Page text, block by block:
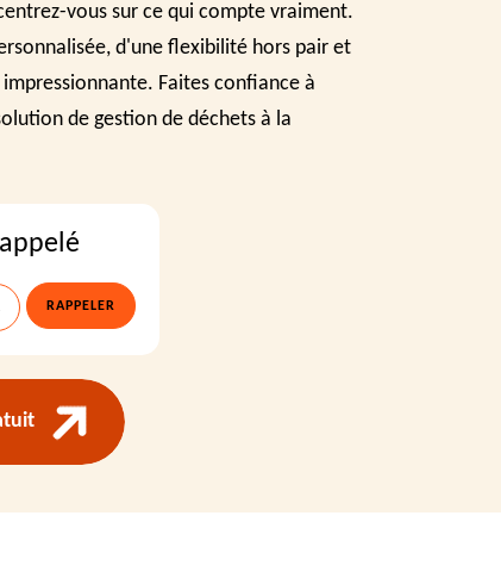
vous sur ce qui compte vraiment.
d'une flexibilité hors pair et
Faites confiance à
de gestion de déchets à la